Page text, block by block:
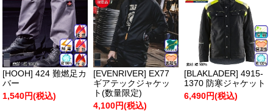
[HOOH] 424 難燃足カ
バー
1,540円(税込)
[EVENRIVER] EX77
ギアテックジャケッ
ト(数量限定)
4,100円(税込)
[BLAKLADER] 4915-
1370 防寒ジャケット
6,490円(税込)